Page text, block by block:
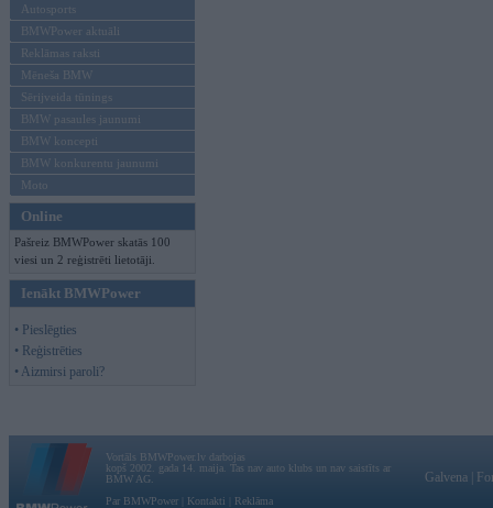
Autosports
BMWPower aktuāli
Reklāmas raksti
Mēneša BMW
Sērijveida tūnings
BMW pasaules jaunumi
BMW koncepti
BMW konkurentu jaunumi
Moto
Online
Pašreiz BMWPower skatās 100
viesi un 2 reģistrēti lietotāji.
Ienākt BMWPower
• Pieslēgties
• Reģistrēties
• Aizmirsi paroli?
Vortāls BMWPower.lv darbojas
kopš 2002. gada 14. maija. Tas nav auto klubs un nav saistīts ar
BMW AG.
Par BMWPower
Kontakti Reklāma
Galvena